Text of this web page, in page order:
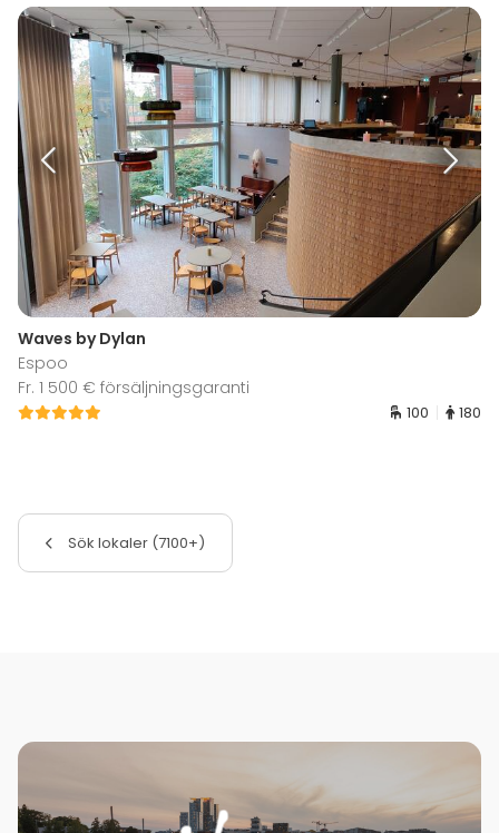
Waves by Dylan
Espoo
Fr. 1 500 € försäljningsgaranti
100 180
Sök lokaler (7100+)